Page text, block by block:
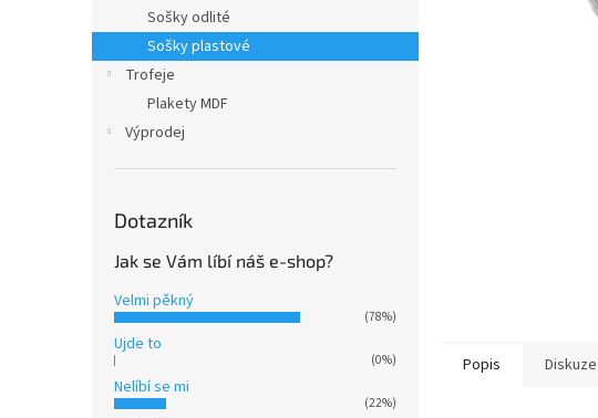
e
l
Sošky odlité
Sošky plastové
Trofeje
Plakety MDF
Výprodej
Dotazník
Jak se Vám líbí náš e-shop?
Velmi pěkný
(78%)
Ujde to
(0%)
Nelíbí se mi
(22%)
Popis Diskuze